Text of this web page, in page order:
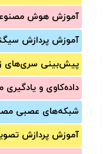
آموزش‌ هوش
آموزش‌ پردازش
پیش‌‌بینی سری‌‌های
داده‌کاوی و یادگیری
شبکه‌های عصبی
آموزش‌ پردازش